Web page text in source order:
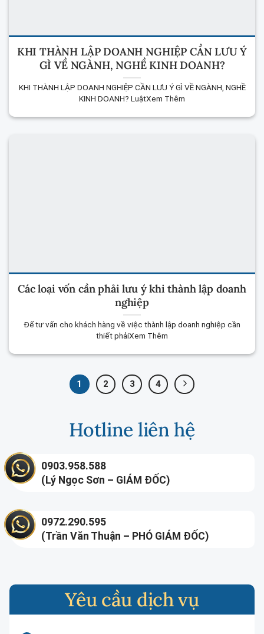
KHI THÀNH LẬP DOANH NGHIỆP CẦN LƯU Ý
GÌ VỀ NGÀNH, NGHỀ KINH DOANH?
KHI THÀNH LẬP DOANH NGHIỆP CẦN LƯU Ý GÌ VỀ NGÀNH, NGHỀ
KINH DOANH? LuậtXem Thêm
Các loại vốn cần phải lưu ý khi thành lập doanh
nghiệp
Để tư vấn cho khách hàng về việc thành lập doanh nghiệp cần
thiết phảiXem Thêm
1 2 3 4
Hotline liên hệ
0903.958.588
(Lý Ngọc Sơn – GIÁM ĐỐC)
0972.290.595
(Trần Văn Thuận – PHÓ GIÁM ĐỐC)
Yêu cầu dịch vụ